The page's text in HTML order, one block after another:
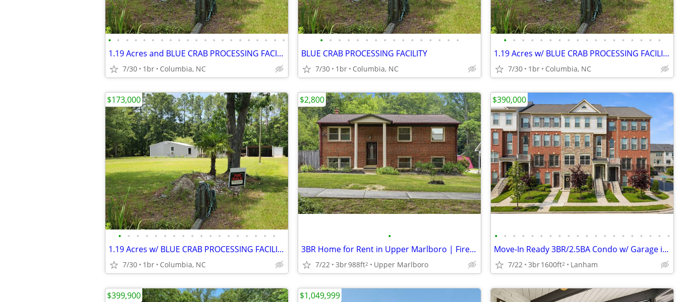
• • • • • • • • • • • • • • • • • • • • •
1.19 Acres and BLUE CRAB PROCESSING FACILITY
7/30 1br Columbia, NC
• • • • • • • • • • • • • • • •
BLUE CRAB PROCESSING FACILITY
7/30 1br Columbia, NC
• • • • • • • • • • • • • • • • • •
1.19 Acres w/ BLUE CRAB PROCESSING FACILITY
7/30 1br Columbia, NC
• • • • • • • • • • • • • • • • • •
1.19 Acres w/ BLUE CRAB PROCESSING FACILITY
7/30 1br Columbia, NC
$173,000
•
3BR Home for Rent in Upper Marlboro | Fireplace | Large Yard
7/22 3br988ft2 Upper Marlboro
$2,800
• • • • • • • • • • • • • • • • • • • •
Move-In Ready 3BR/2.5BA Condo w/ Garage in Woodmore Towne Centre
7/22 3br1600ft2 Lanham
$390,000
$399,900 $1,049,999